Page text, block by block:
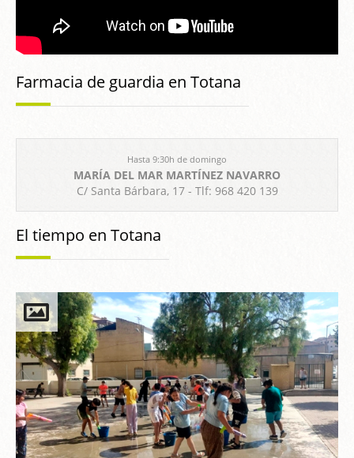
Farmacia de guardia en Totana
Hasta 9:30h de domingo
MARÍA DEL MAR MARTÍNEZ NAVARRO
C/ Santa Bárbara, 17 - Tlf: 968 420 139
El tiempo en Totana